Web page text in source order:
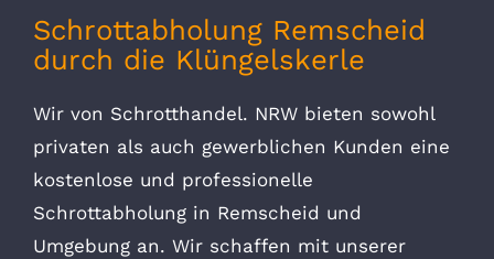
Schrottabholung Remscheid
durch die Klüngelskerle
Wir von Schrotthandel. NRW bieten sowohl
privaten als auch gewerblichen Kunden eine
kostenlose und professionelle
Schrottabholung in Remscheid und
Umgebung an. Wir schaffen mit unserer